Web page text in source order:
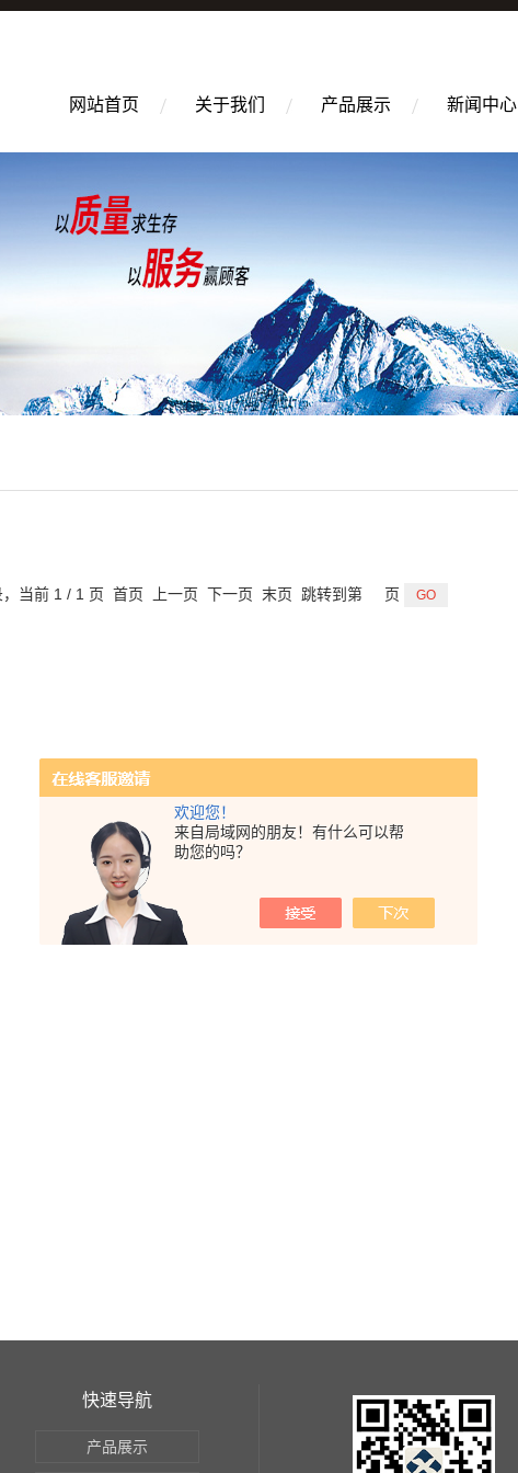
欢迎您！
来自局域网的朋友！有什么可以帮
助您的吗？
网站首页 关于我们 产品展示 新闻中心
，当前 1 / 1 页 首页 上一页 下一页 末页 跳转到第 页
快速导航
产品展示